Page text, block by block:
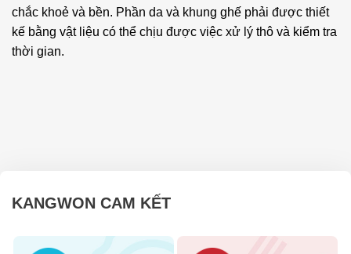
chắc khoẻ và bền. Phần da và khung ghế phải được thiết
kế bằng vật liệu có thể chịu được việc xử lý thô và kiểm tra
thời gian.
KANGWON CAM KẾT